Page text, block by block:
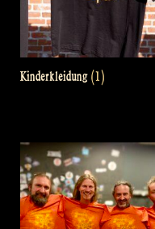
Kinderkleidung (1)